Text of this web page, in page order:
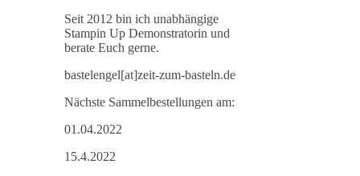
Seit 2012 bin ich unabhängige
Stampin Up Demonstratorin und
berate Euch gerne.
bastelengel[at]zeit-zum-basteln.de
Nächste Sammelbestellungen am:
01.04.2022
15.4.2022